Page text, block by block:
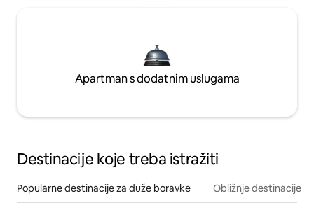
Apartman s dodatnim uslugama
Destinacije koje treba istražiti
Popularne destinacije za duže boravke Obližnje destinacije